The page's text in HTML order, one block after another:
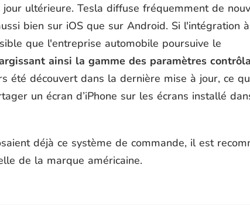
ultérieure. Tesla diffuse fréquemment de
bien sur iOS que sur Android. Si l'intégration à
que l'entreprise automobile poursuive le
ainsi la gamme des paramètres
été découvert dans la dernière mise à jour, ce
un écran d’iPhone sur les écrans installé
déjà ce système de commande, il est
de la marque américaine.